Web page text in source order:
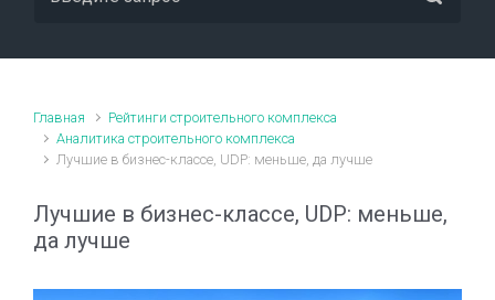
Главная
Рейтинги строительного комплекса
Аналитика строительного комплекса
Лучшие в бизнес-классе, UDP: меньше, да лучше
Лучшие в бизнес-классе, UDP: меньше,
да лучше